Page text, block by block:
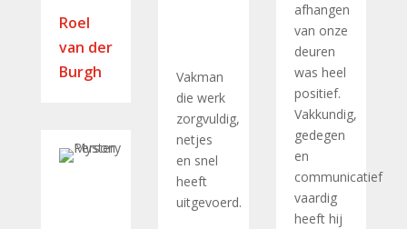
Roel
van der
Burgh
afhangen
van onze
deuren
was heel
positief.
Vakkundig,
gedegen
en
communicatief
vaardig
heeft hij
Vakman
die werk
zorgvuldig,
netjes
en snel
heeft
uitgevoerd.